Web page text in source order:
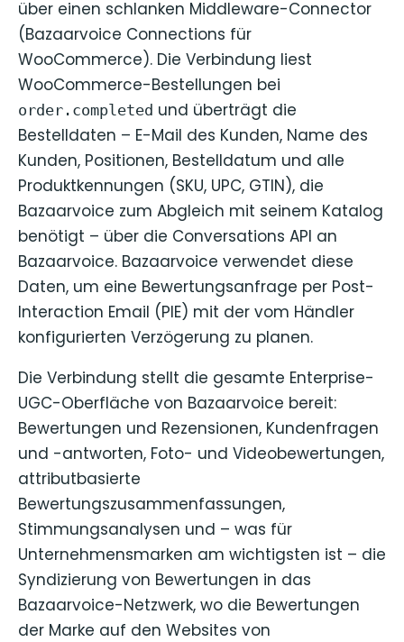
über einen schlanken Middleware-Connector
(Bazaarvoice Connections für
WooCommerce). Die Verbindung liest
WooCommerce-Bestellungen bei
order.completed und überträgt die
Bestelldaten – E-Mail des Kunden, Name des
Kunden, Positionen, Bestelldatum und alle
Produktkennungen (SKU, UPC, GTIN), die
Bazaarvoice zum Abgleich mit seinem Katalog
benötigt – über die Conversations API an
Bazaarvoice. Bazaarvoice verwendet diese
Daten, um eine Bewertungsanfrage per Post-
Interaction Email (PIE) mit der vom Händler
konfigurierten Verzögerung zu planen.
Die Verbindung stellt die gesamte Enterprise-
UGC-Oberfläche von Bazaarvoice bereit:
Bewertungen und Rezensionen, Kundenfragen
und -antworten, Foto- und Videobewertungen,
attributbasierte
Bewertungszusammenfassungen,
Stimmungsanalysen und – was für
Unternehmensmarken am wichtigsten ist – die
Syndizierung von Bewertungen in das
Bazaarvoice-Netzwerk, wo die Bewertungen
der Marke auf den Websites von